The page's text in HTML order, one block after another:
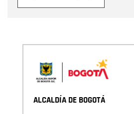
ALCALDÍA DE BOGOTÁ